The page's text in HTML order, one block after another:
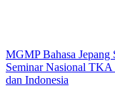
MGMP Bahasa Jepang
Seminar Nasional TKA
dan Indonesia